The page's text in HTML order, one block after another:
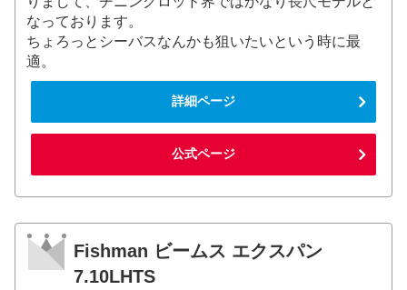
なっております。
ちょろっとシーバスなんかも狙いたいという時に最
適。
詳細ページ
公式ページ
Fishman ビームス エクスパン
7.10LHTS